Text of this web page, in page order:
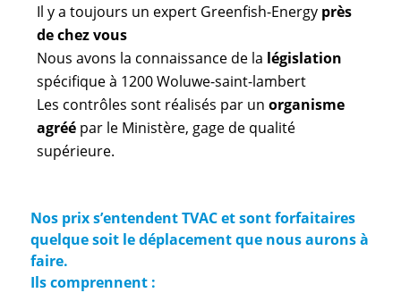
Il y a toujours un expert Greenfish-Energy près
de chez vous
Nous avons la connaissance de la législation
spécifique à 1200 Woluwe-saint-lambert
Les contrôles sont réalisés par un organisme
agréépar le Ministère, gage de qualité
supérieure.
Nos prix s’entendent TVAC et sont forfaitaires
quelque soit le déplacement que nous aurons à
faire.
Ils comprennent :